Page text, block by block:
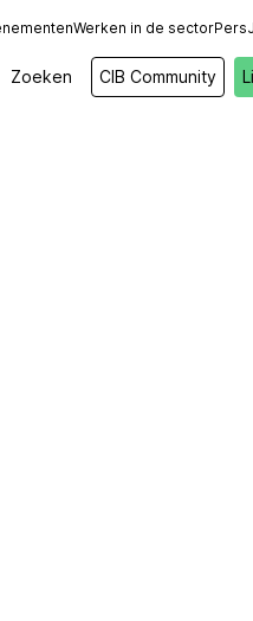
Werken in de sectorPers
Zoeken CIB Community